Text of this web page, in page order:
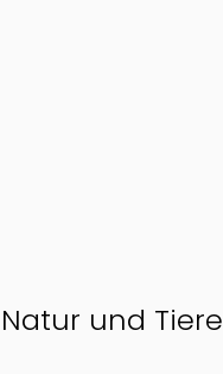
Natur und Tiere